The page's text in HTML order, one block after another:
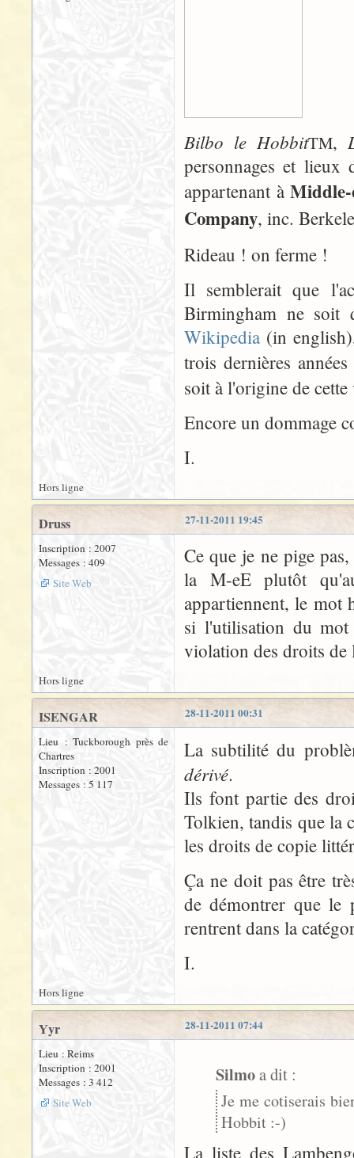
Bilbo le HobbitTM,
personnages et lieux
appartenant à
Company, inc.
Rideau ! on ferme !
Il semblerait que
Birmingham ne
Wikipedia (in
trois dernières
soit à l'origine de
Encore un dommage
I.
Hors ligne
27-11-2011 19:45
Druss
Inscription : 2007
Messages : 409
Site Web
Ce que je ne pige
la M-eE plutôt
appartiennent, le mot
si l'utilisation du mot
violation des droits de
Hors ligne
28-11-2011 00:31
ISENGAR
Lieu : Tuckborough près de
Chartres
Inscription : 2001
Messages : 5 117
La subtilité du
dérivé.
Ils font partie des
Tolkien, tandis que la
les droits de copie
Ça ne doit pas être
de démontrer que le
rentrent dans la
I.
Hors ligne
28-11-2011 07:44
Yyr
Lieu : Reims
Inscription : 2001
Messages : 3 412
Site Web
Silmoa dit :
Je me cotiserais
Hobbit :-)
La liste des